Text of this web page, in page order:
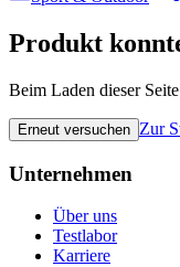
Produkt
Beim Laden dieser
Erneut versuchen Zur
Unternehmen
Über uns
Testlabor
Karriere